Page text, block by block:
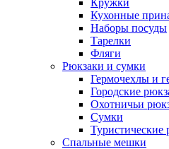
Кружки
Кухонные
Наборы посуды
Тарелки
Фляги
Рюкзаки и сумки
Гермочехлы и
Городские
Охотничьи
Сумки
Туристические
Спальные мешки